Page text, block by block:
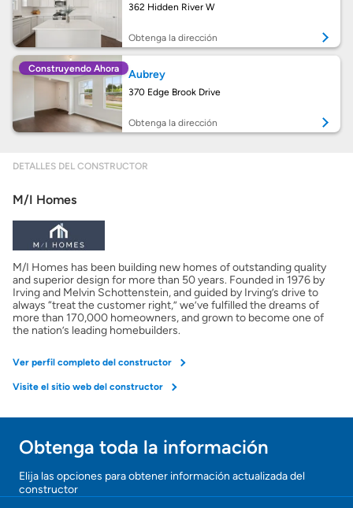
Preparar mi casa para la venta
Seguro de propietarios
Obtener ofertas por mi casa
362 Hidden River W
Obtenga la dirección
Construyendo Ahora Aubrey
370 Edge Brook Drive
Obtenga la dirección
DETALLES DEL CONSTRUCTOR
M/I Homes
M/I Homes has been building new homes of outstanding quality
and superior design for more than 50 years. Founded in 1976 by
Irving and Melvin Schottenstein, and guided by Irving’s drive to
always “treat the customer right,” we’ve fulfilled the dreams of
more than 170,000 homeowners, and grown to become one of
the nation’s leading homebuilders.
Ver perfil completo del constructor
Visite el sitio web del constructor
Obtenga toda la información
Elija las opciones para obtener información actualizada del
constructor